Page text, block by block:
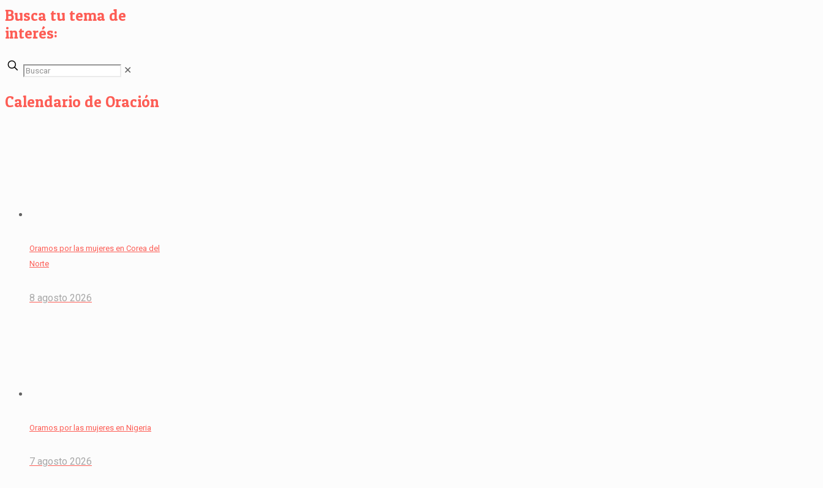
Busca tu tema de
interés:
✕
Calendario de Oración
Oramos por las mujeres en Corea del
Norte
8 agosto 2026
Oramos por las mujeres en Nigeria
7 agosto 2026